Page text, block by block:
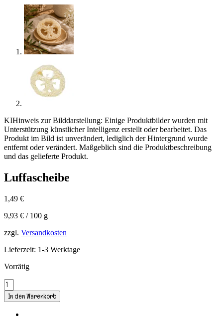
KIHinweis zur Bilddarstellung: Einige Produktbilder wurden mit
Unterstützung künstlicher Intelligenz erstellt oder bearbeitet. Das
Produkt im Bild ist unverändert, lediglich der Hintergrund wurde
entfernt oder verändert. Maßgeblich sind die Produktbeschreibung
und das gelieferte Produkt.
Luffascheibe
1,49 €
9,93 € / 100 g
zzgl. Versandkosten
Lieferzeit: 1-3 Werktage
Vorrätig
Luffascheibe
Menge
In den Warenkorb